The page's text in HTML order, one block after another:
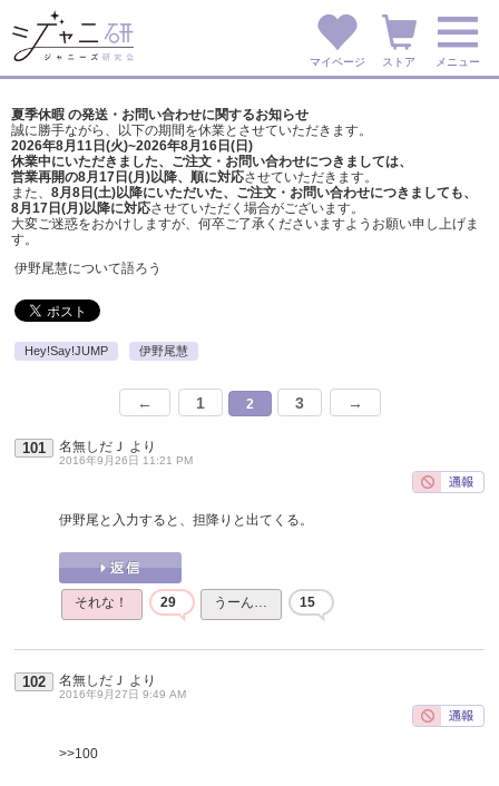
マイページ ストア メニュー
夏季休暇 の発送・お問い合わせに関するお知らせ
誠に勝手ながら、以下の期間を休業とさせていただきます。
2026年8月11日(火)~2026年8月16日(日)
休業中にいただきました、ご注文・お問い合わせにつきましては、
営業再開の8月17日(月)以降、順に対応させていただきます。
また、 8月8日(土)以降にいただいた、ご注文・ お問い合わせにつきましても、
8月17日(月)以降に対応させていただく場合がございます。
大変ご迷惑をおかけしますが、 何卒ご了承くださいますようお願い申し上げま
す。
伊野尾慧について語ろう
Hey!Say!JUMP 伊野尾慧
← 1 2 3 →
101 名無しだＪ より
2016年9月26日 11:21 PM
伊野尾と入力すると、担降りと出てくる。
それな！ 29 うーん… 15
102 名無しだＪ より
2016年9月27日 9:49 AM
>>100